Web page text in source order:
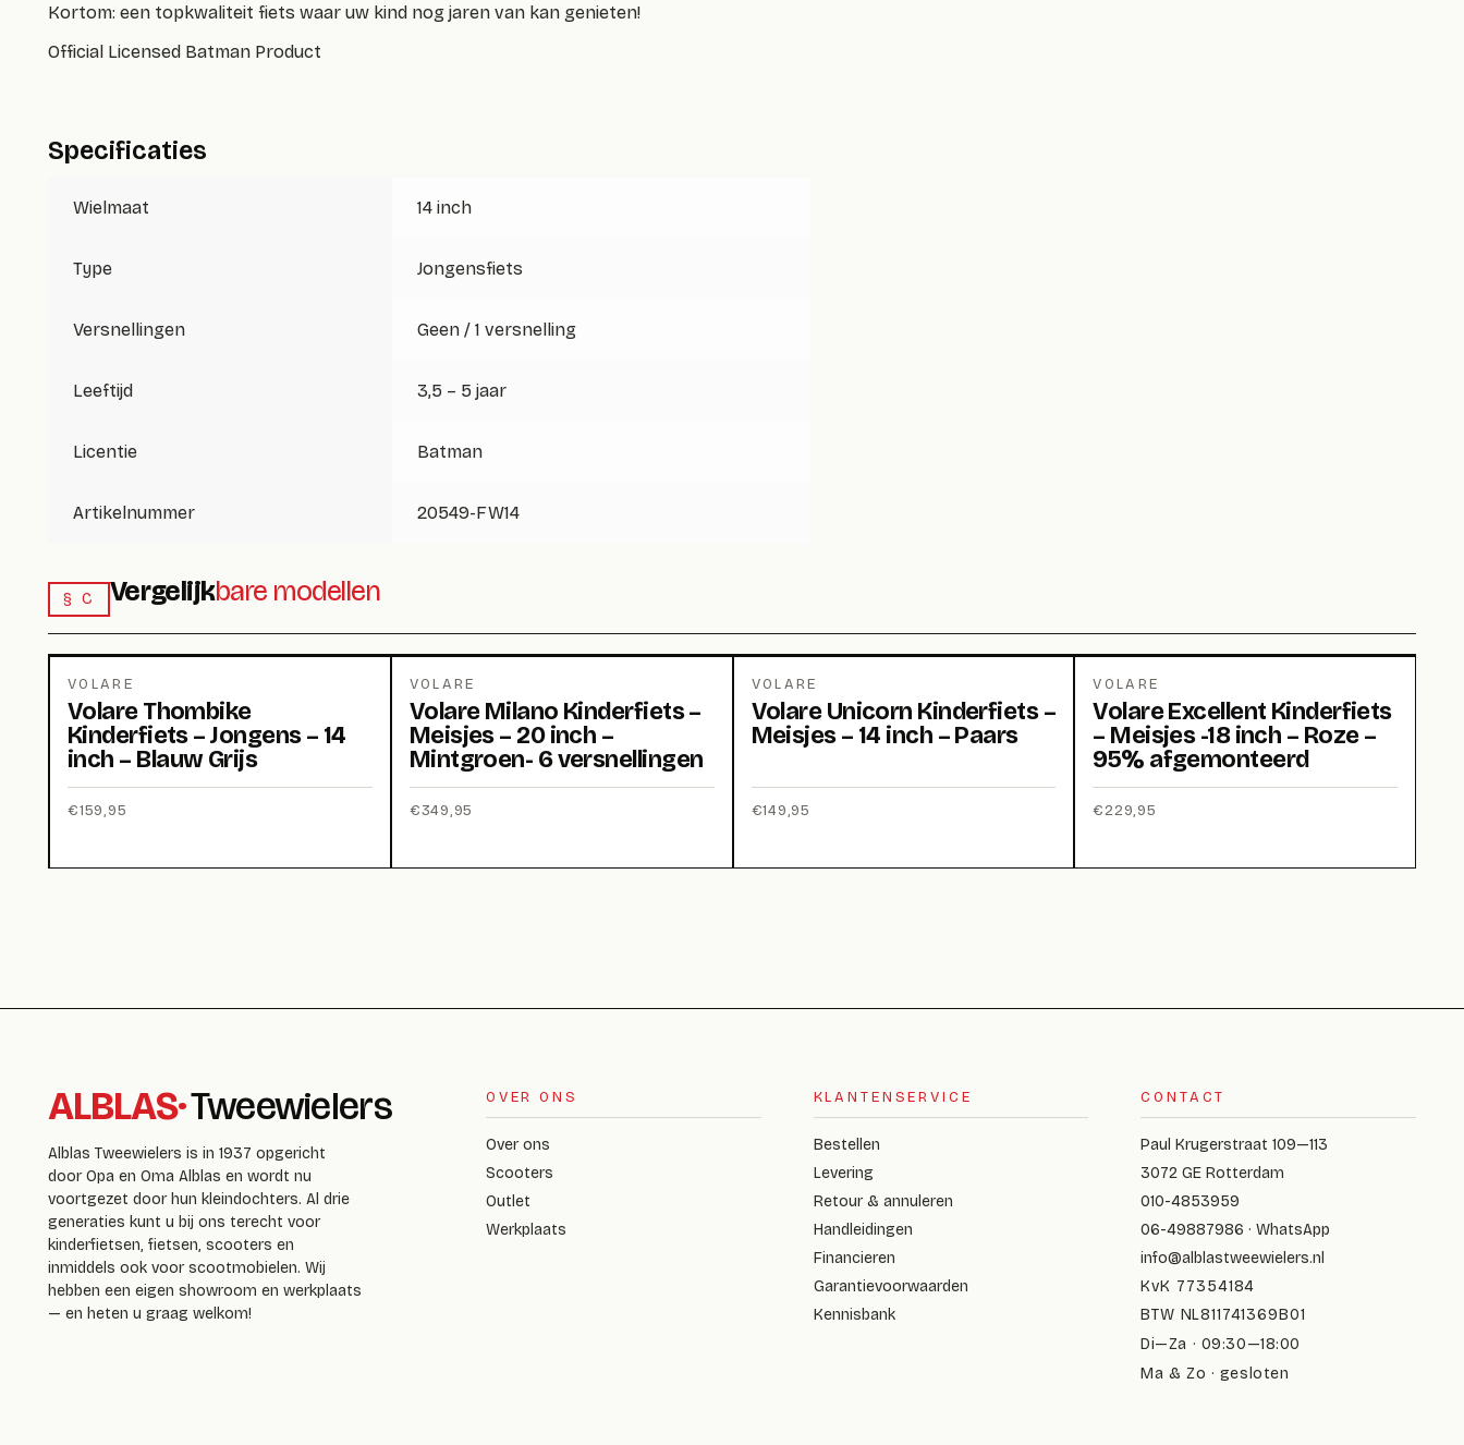
Kortom: een topkwaliteit fiets waar uw kind nog jaren van kan genieten!
Official Licensed Batman Product
Specificaties
Wielmaat 14 inch
Type Jongensfiets
Versnellingen Geen / 1 versnelling
Leeftijd 3,5 – 5 jaar
Licentie Batman
Artikelnummer 20549-FW14
§ C Vergelijkbare modellen
VOLARE
Volare Thombike
Kinderfiets – Jongens – 14
inch – Blauw Grijs
€159,95
VOLARE
Volare Milano Kinderfiets –
Meisjes – 20 inch –
Mintgroen- 6 versnellingen
€349,95
VOLARE
Volare Unicorn Kinderfiets –
Meisjes – 14 inch – Paars
€149,95
VOLARE
Volare Excellent Kinderfiets
– Meisjes -18 inch – Roze –
95% afgemonteerd
€229,95
ALBLAS·Tweewielers
Alblas Tweewielers is in 1937 opgericht
door Opa en Oma Alblas en wordt nu
voortgezet door hun kleindochters. Al drie
generaties kunt u bij ons terecht voor
kinderfietsen, fietsen, scooters en
inmiddels ook voor scootmobielen. Wij
hebben een eigen showroom en werkplaats
— en heten u graag welkom!
OVER ONS
Over ons
Scooters
Outlet
Werkplaats
KLANTENSERVICE
Bestellen
Levering
Retour & annuleren
Handleidingen
Financieren
Garantievoorwaarden
Kennisbank
CONTACT
Paul Krugerstraat 109—113
3072 GE Rotterdam
010-4853959
06-49887986 · WhatsApp
info@alblastweewielers.nl
KvK 77354184
BTW NL811741369B01
Di—Za · 09:30—18:00
Ma & Zo · gesloten